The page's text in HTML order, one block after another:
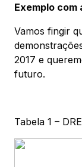
Exemplo com
Vamos fingir
2017 e
futuro.
Tabela 1 –